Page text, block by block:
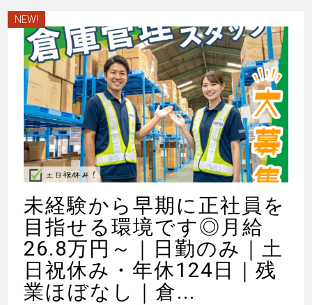
NEW!
未経験から早期に正社員を
目指せる環境です◎月給
26.8万円～｜日勤のみ｜土
日祝休み・年休124日｜残
業ほぼなし｜倉...